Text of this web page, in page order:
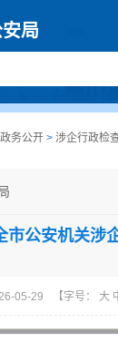
局
政务公开 > 涉企行政检
05-29
开
市公安机关涉
05-29 【字号： 大